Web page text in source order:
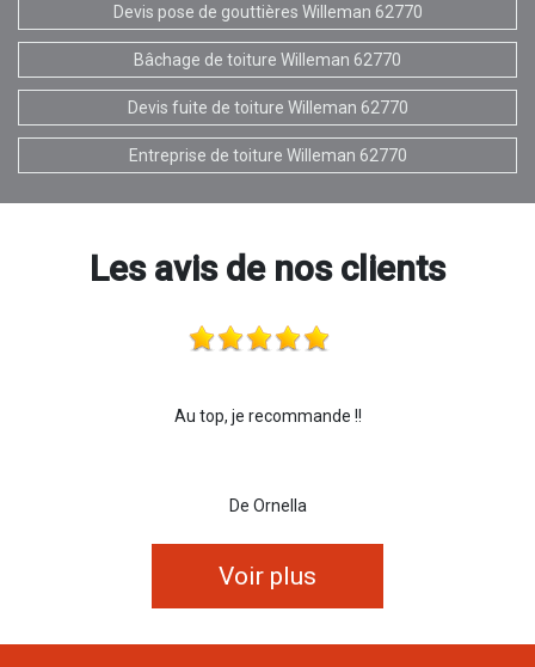
Devis pose de gouttières Willeman 62770
Bâchage de toiture Willeman 62770
Devis fuite de toiture Willeman 62770
Entreprise de toiture Willeman 62770
Les avis de nos clients
Au top, je recommande !!
De Ornella
Voir plus